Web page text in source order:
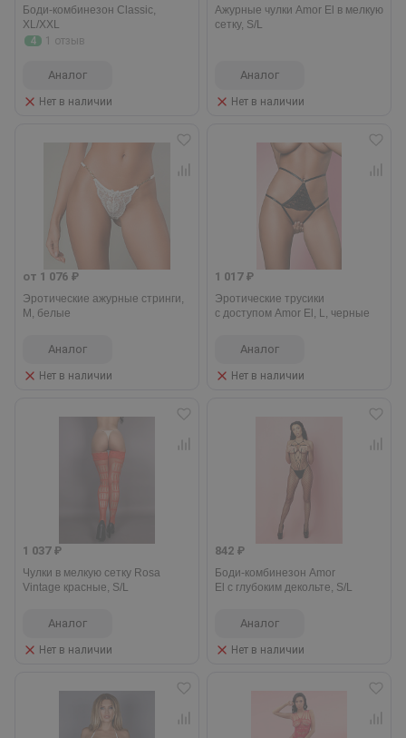
Боди-комбинезон Classic,
XL/XXL
4
1 отзыв
Аналог
Нет в наличии
Ажурные чулки Amor El в мелкую
сетку, S/L
Аналог
Нет в наличии
от 1 076 ₽
Эротические ажурные стринги,
M, белые
Аналог
Нет в наличии
1 017 ₽
Эротические трусики
с доступом Amor El, L, черные
Аналог
Нет в наличии
1 037 ₽
Чулки в мелкую сетку Rosa
Vintage красные, S/L
Аналог
Нет в наличии
842 ₽
Боди-комбинезон Amor
El с глубоким декольте, S/L
Аналог
Нет в наличии